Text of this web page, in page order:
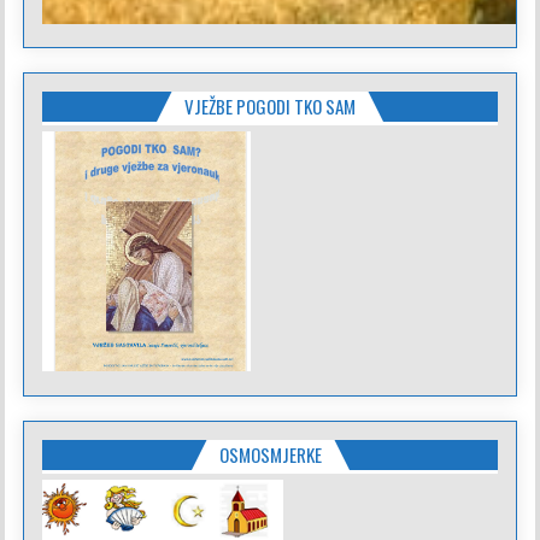
VJEŽBE POGODI TKO SAM
OSMOSMJERKE